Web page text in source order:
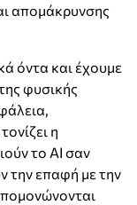
απομάκρυνσης
όντα και έχουμε
φυσικής
η
το ΑΙ σαν
την επαφή με την